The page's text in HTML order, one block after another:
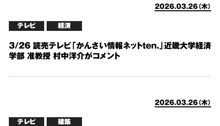
2026.03.26（木）
テレビ 経済
3/26 読売テレビ「かんさい情報ネットten.」近畿大学経済
学部 准教授 村中洋介がコメント
2026.03.26（木）
テレビ 建築